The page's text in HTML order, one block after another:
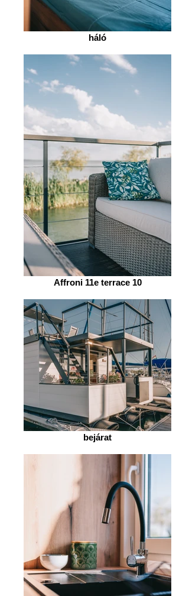
háló
Affroni 11e terrace 10
bejárat